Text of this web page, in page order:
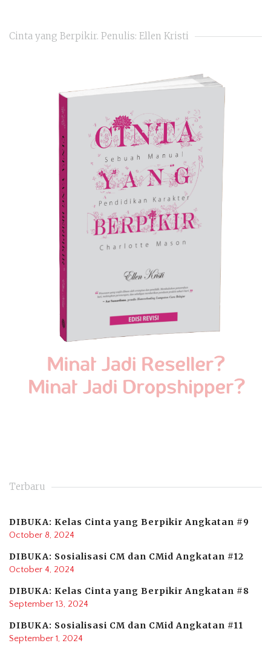
Cinta yang Berpikir. Penulis: Ellen Kristi
Terbaru
DIBUKA: Kelas Cinta yang Berpikir Angkatan #9
October 8, 2024
DIBUKA: Sosialisasi CM dan CMid Angkatan #12
October 4, 2024
DIBUKA: Kelas Cinta yang Berpikir Angkatan #8
September 13, 2024
DIBUKA: Sosialisasi CM dan CMid Angkatan #11
September 1, 2024